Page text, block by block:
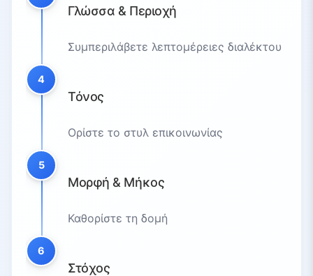
Γλώσσα & Περιοχή
Συμπεριλάβετε λεπτομέρειες διαλέκτου
4
Τόνος
Ορίστε το στυλ επικοινωνίας
5
Μορφή & Μήκος
Καθορίστε τη δομή
6
Στόχος